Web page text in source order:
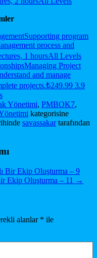
Supporting program
process and
1 hoursAll Levels
Managing Project
and manage
projects.₺249.99 3.9
Yönetimi, PMBOK7,
kategorisine
savassakartarafından
Bir Ekip Oluşturma – 9
Ekip Oluşturma – 11 →
alanlar * ile